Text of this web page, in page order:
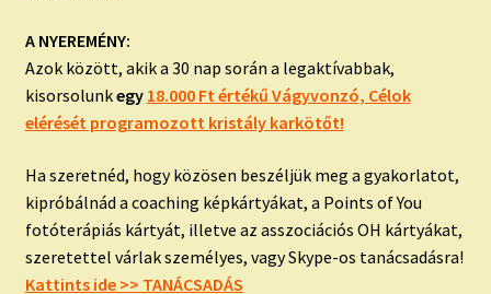
A NYEREMÉNY:
Azok között, akik a 30 nap során a legaktívabbak,
kisorsolunkegy 18.000 Ft értékű Vágyvonzó, Célok
elérését programozott kristály karkötőt!
Ha szeretnéd, hogy közösen beszéljük meg a gyakorlatot,
kipróbálnád a coaching képkártyákat, a Points of You
fotóterápiás kártyát, illetve az asszociációs OH kártyákat,
szeretettel várlak személyes, vagy Skype-os tanácsadásra!
Kattints ide >> TANÁCSADÁS